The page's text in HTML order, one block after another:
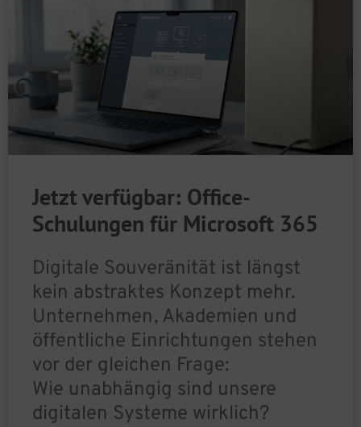
Jetzt verfügbar: Office-
Schulungen für Microsoft 365
Digitale Souveränität ist längst
kein abstraktes Konzept mehr.
Unternehmen, Akademien und
öffentliche Einrichtungen stehen
vor der gleichen Frage:
Wie unabhängig sind unsere
digitalen Systeme wirklich?